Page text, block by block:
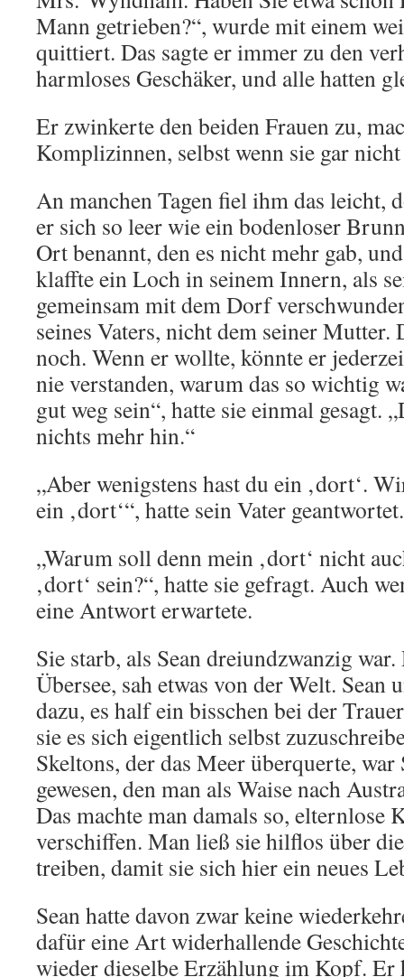
Mann getrieben?“, wurde mit einem
quittiert. Das sagte er immer zu den
harmloses Geschäker, und alle hatten
Er zwinkerte den beiden Frauen zu,
Komplizinnen, selbst wenn sie gar
An manchen Tagen fiel ihm das leicht,
er sich so leer wie ein bodenloser
Ort benannt, den es nicht mehr gab,
klaffte ein Loch in seinem Innern, als
gemeinsam mit dem Dorf
seines Vaters, nicht dem seiner Mutter.
noch. Wenn er wollte, könnte er
nie verstanden, warum das so wichtig
gut weg sein“, hatte sie einmal gesagt.
nichts mehr hin.“
„Aber wenigstens hast du ein ‚dort‘.
ein ‚dort‘“, hatte sein Vater geantwortet.
„Warum soll denn mein ‚dort‘ nicht
‚dort‘ sein?“, hatte sie gefragt. Auch
eine Antwort erwartete.
Sie starb, als Sean dreiundzwanzig
Übersee, sah etwas von der Welt. Sean
dazu, es half ein bisschen bei der
sie es sich eigentlich selbst
Skeltons, der das Meer überquerte, war
gewesen, den man als Waise nach
Das machte man damals so, elternlose
verschiffen. Man ließ sie hilflos über
treiben, damit sie sich hier ein neues
Sean hatte davon zwar keine
dafür eine Art widerhallende
wieder dieselbe Erzählung im Kopf. Er